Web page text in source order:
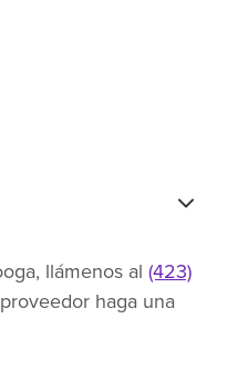
llámenos al (423)
haga una